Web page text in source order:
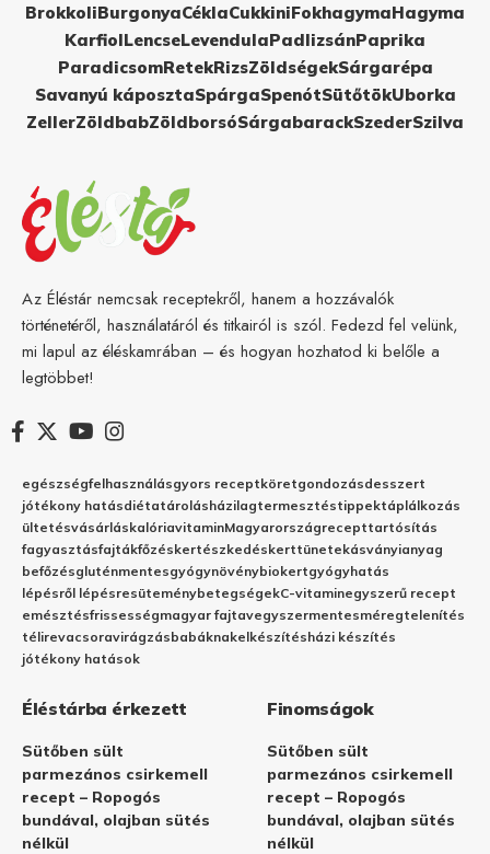
BrokkoliBurgonyaCéklaCukkiniFokhagymaHagyma
KarfiolLencseLevendulaPadlizsánPaprika
ParadicsomRetekRizsZöldségekSárgarépa
Savanyú káposztaSpárgaSpenótSütőtökUborka
ZellerZöldbabZöldborsóSárgabarackSzederSzilva
Az Éléstár nemcsak receptekről, hanem a hozzávalók
történetéről, használatáról és titkairól is szól. Fedezd fel velünk,
mi lapul az éléskamrában – és hogyan hozhatod ki belőle a
legtöbbet!
egészségfelhasználásgyors receptköretgondozásdesszert
jótékony hatásdiétatárolásházilagtermesztéstippektáplálkozás
ültetésvásárláskalóriavitaminMagyarországrecepttartósítás
fagyasztásfajtákfőzéskertészkedéskerttünetekásványianyag
befőzésgluténmentesgyógynövénybiokertgyógyhatás
lépésről lépésresüteménybetegségekC-vitaminegyszerű recept
emésztésfrissességmagyar fajtavegyszermentesméregtelenítés
télirevacsoravirágzásbabáknakelkészítésházi készítés
jótékony hatások
Éléstárba érkezett
Sütőben sült
parmezános csirkemell
recept – Ropogós
bundával, olajban sütés
nélkül
Finomságok
Sütőben sült
parmezános csirkemell
recept – Ropogós
bundával, olajban sütés
nélkül